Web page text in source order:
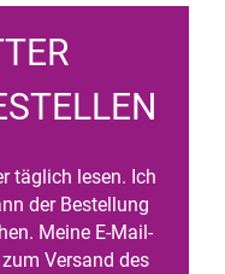
täglich lesen. Ich
der Bestellung
Meine E-Mail-
Versand des